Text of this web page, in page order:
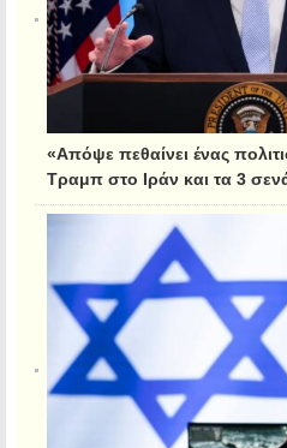
«Απόψε πεθαίνει ένας
Τραμπ στο Ιράν και τα 3